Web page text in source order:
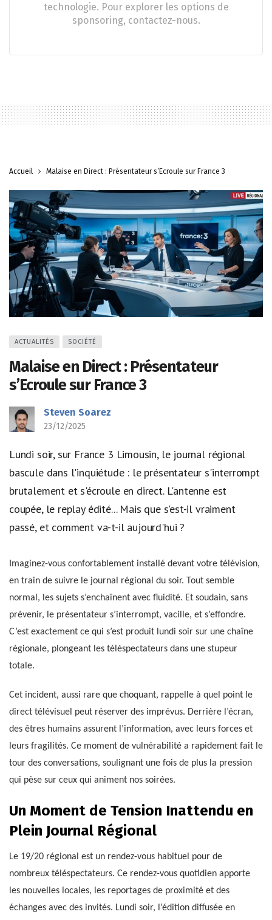
technologie. Pour explorer les options de
sponsoring, contactez-nous.
Accueil Malaise en Direct : Présentateur s’Ecroule sur France 3
ACTUALITÉS SOCIÉTÉ
Malaise en Direct : Présentateur
s’Ecroule sur France 3
Steven Soarez
23/12/2025
Lundi soir, sur France 3 Limousin, le journal régional
bascule dans l'inquiétude : le présentateur s'interrompt
brutalement et s'écroule en direct. L'antenne est
coupée, le replay édité... Mais que s'est-il vraiment
passé, et comment va-t-il aujourd'hui ?
Imaginez-vous confortablement installé devant votre télévision,
en train de suivre le journal régional du soir. Tout semble
normal, les sujets s’enchaînent avec fluidité. Et soudain, sans
prévenir, le présentateur s’interrompt, vacille, et s’effondre.
C’est exactement ce qui s’est produit lundi soir sur une chaîne
régionale, plongeant les téléspectateurs dans une stupeur
totale.
Cet incident, aussi rare que choquant, rappelle à quel point le
direct télévisuel peut réserver des imprévus. Derrière l’écran,
des êtres humains assurent l’information, avec leurs forces et
leurs fragilités. Ce moment de vulnérabilité a rapidement fait le
tour des conversations, soulignant une fois de plus la pression
qui pèse sur ceux qui animent nos soirées.
Un Moment de Tension Inattendu en
Plein Journal Régional
Le 19/20 régional est un rendez-vous habituel pour de
nombreux téléspectateurs. Ce rendez-vous quotidien apporte
les nouvelles locales, les reportages de proximité et des
échanges avec des invités. Lundi soir, l’édition diffusée en